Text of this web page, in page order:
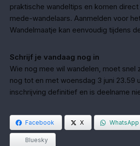
praktische wandeltips en komen
mede-wandelaars. Aanmelden voor
Wandelmaatje kan eenvoudig tijdens
Schrijf je vandaag nog in
Wie nog mee wil wandelen, moet snel
nog tot en met woensdag 3 juni 23.59
inschrijving definitief en is deelname
Facebook X WhatsApp
Bluesky